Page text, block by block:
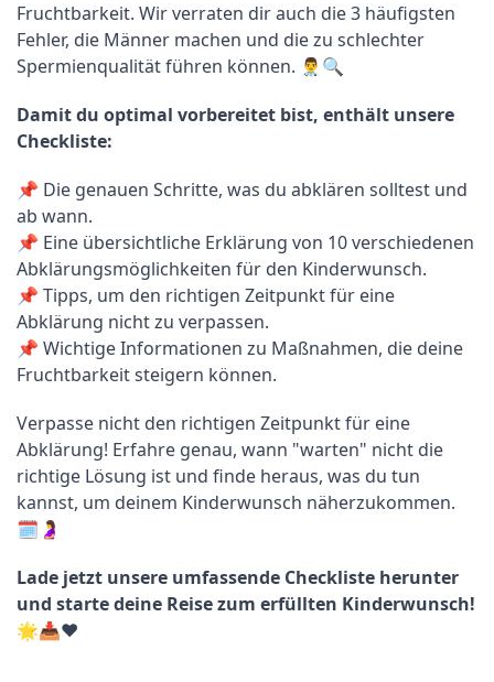
Fruchtbarkeit. Wir verraten dir auch die 3 häufigsten
Fehler, die Männer machen und die zu schlechter
Spermienqualität führen können. 👨‍⚕️🔍
Damit du optimal vorbereitet bist, enthält unsere
Checkliste:
📌 Die genauen Schritte, was du abklären solltest und
ab wann.
📌 Eine übersichtliche Erklärung von 10 verschiedenen
Abklärungsmöglichkeiten für den Kinderwunsch.
📌 Tipps, um den richtigen Zeitpunkt für eine
Abklärung nicht zu verpassen.
📌 Wichtige Informationen zu Maßnahmen, die deine
Fruchtbarkeit steigern können.
Verpasse nicht den richtigen Zeitpunkt für eine
Abklärung! Erfahre genau, wann "warten" nicht die
richtige Lösung ist und finde heraus, was du tun
kannst, um deinem Kinderwunsch näherzukommen.
🗓️🤰
Lade jetzt unsere umfassende Checkliste herunter
und starte deine Reise zum erfüllten Kinderwunsch!
🌟📥❤️